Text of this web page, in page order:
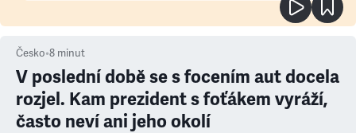
Česko•8 minut
V poslední době se s focením aut docela
rozjel. Kam prezident s foťákem vyráží,
často neví ani jeho okolí